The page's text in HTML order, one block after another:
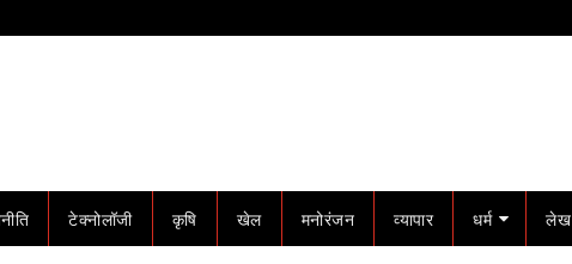
टेक्नोलॉजी कृषि खेल मनोरंजन व्यापार धर्म लेख